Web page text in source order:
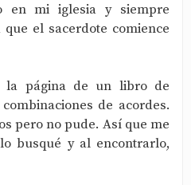
en mi iglesia y siempre
el sacerdote comience
la página de un libro de
de acordes.
pero no pude. Así que me
busqué y al encontrarlo,